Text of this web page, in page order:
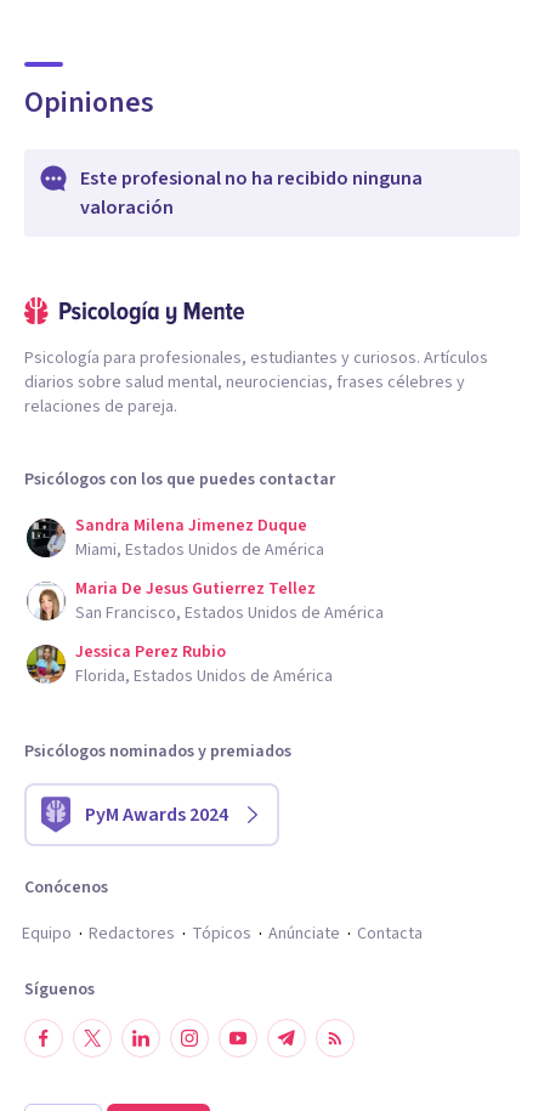
Opiniones
Este profesional no ha recibido ninguna
valoración
Psicología para profesionales, estudiantes y curiosos. Artículos
diarios sobre salud mental, neurociencias, frases célebres y
relaciones de pareja.
Psicólogos con los que puedes contactar
Sandra Milena Jimenez Duque
Miami, Estados Unidos de América
Maria De Jesus Gutierrez Tellez
San Francisco, Estados Unidos de América
Jessica Perez Rubio
Florida, Estados Unidos de América
Psicólogos nominados y premiados
PyM Awards 2024
Conócenos
Equipo
Redactores Tópicos Anúnciate Contacta
Síguenos